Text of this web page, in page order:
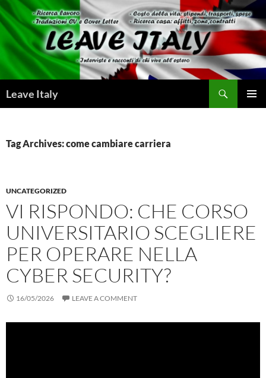
Skip
to
content
Leave Italy
Tag Archives: come cambiare carriera
UNCATEGORIZED
VI RISPONDO: CHE CORSO
UNIVERSITARIO SCEGLIERE
PER OPERARE NELLA
CYBER SECURITY?
16/05/2026 LEAVE A COMMENT